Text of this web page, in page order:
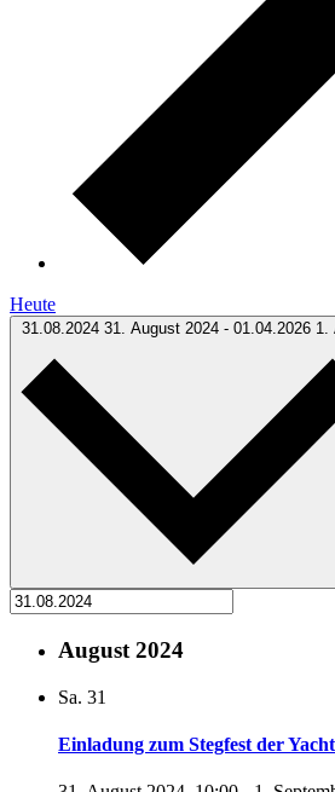
Heute
31.08.2024 31. August 2024 - 01.04.2026 1.
August 2024
Sa. 31
Einladung zum Stegfest der